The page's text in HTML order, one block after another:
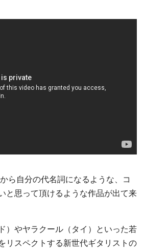
ら自分の代名詞になるような、コ
と思って頂けるような作品が出て来
）やヤラクール（タイ）といった若
リスペクトする新世代ギタリストの